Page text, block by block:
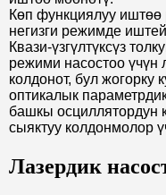
Көп функциялуу
негизги режимде
Квази-үзгүлтүксүз
режими насостоо үчүн
колдонот, бул жогорку
оптикалык
башкы осциллятордун
сыяктуу колдонмолор
Лазердик